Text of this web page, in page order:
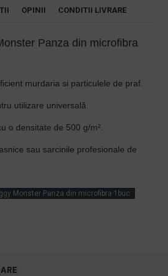
OPINII CONDITII LIVRARE
Panza din microfibra
murdaria si particulele de praf.
utilizare universală.
o densitate de 500 g/m².
sau sarcinile profesionale de
Monster Panza din microfibra 1buc